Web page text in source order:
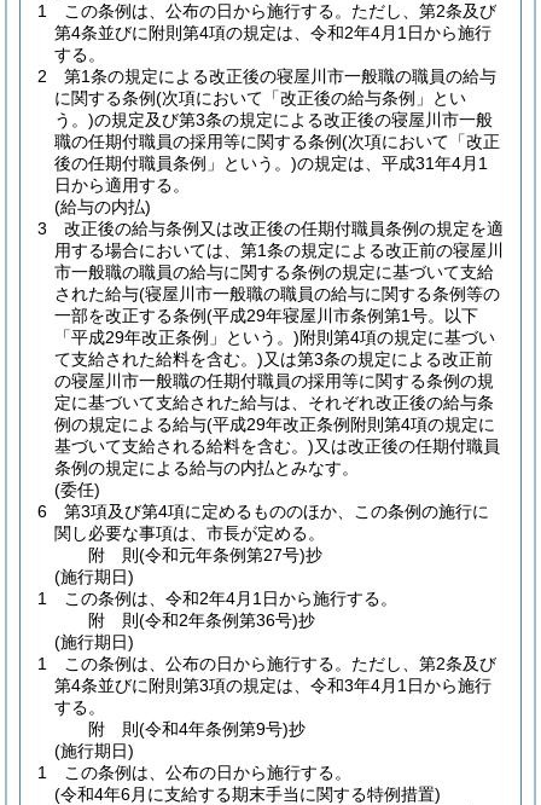
1
この条例は、公布の日から施行する。 ただし、第2条及び
第4条並びに附則第4項の規定は、令和2年4月1日から施行
する。
2
第1条の規定による改正後の寝屋川市一般職の職員の給与
に関する条例(次項において「改正後の給与条例」とい
う。)の規定及び第3条の規定による改正後の寝屋川市一般
職の任期付職員の採用等に関する条例(次項において「改正
後の任期付職員条例」という。)の規定は、平成31年4月1
日から適用する。
(給与の内払)
3
改正後の給与条例又は改正後の任期付職員条例の規定を適
用する場合においては、第1条の規定による改正前の寝屋川
市一般職の職員の給与に関する条例の規定に基づいて支給
された給与(寝屋川市一般職の職員の給与に関する条例等の
一部を改正する条例(平成29年寝屋川市条例第1号。以下
「平成29年改正条例」という。)附則第4項の規定に基づい
て支給された給料を含む。)又は第3条の規定による改正前
の寝屋川市一般職の任期付職員の採用等に関する条例の規
定に基づいて支給された給与は、それぞれ改正後の給与条
例の規定による給与(平成29年改正条例附則第4項の規定に
基づいて支給される給料を含む。)又は改正後の任期付職員
条例の規定による給与の内払とみなす。
(委任)
6
第3項及び第4項に定めるもののほか、この条例の施行に
関し必要な事項は、市長が定める。
附 則(令和元年条例第27号)抄
(施行期日)
1
この条例は、令和2年4月1日から施行する。
附 則(令和2年条例第36号)抄
(施行期日)
1
この条例は、公布の日から施行する。 ただし、第2条及び
第4条並びに附則第3項の規定は、令和3年4月1日から施行
する。
附 則(令和4年条例第9号)抄
(施行期日)
1
この条例は、公布の日から施行する。
(令和4年6月に支給する期末手当に関する特例措置)